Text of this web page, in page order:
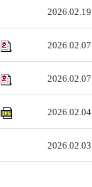
2026.02.19
2026.02.07
2026.02.07
2026.02.04
2026.02.03